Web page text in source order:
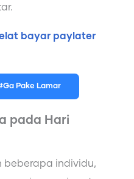
bayar paylater
Pake Lamar
pada Hari
beberapa individu,